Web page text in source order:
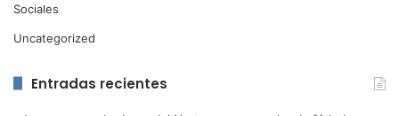
Sociales
Uncategorized
Entradas recientes